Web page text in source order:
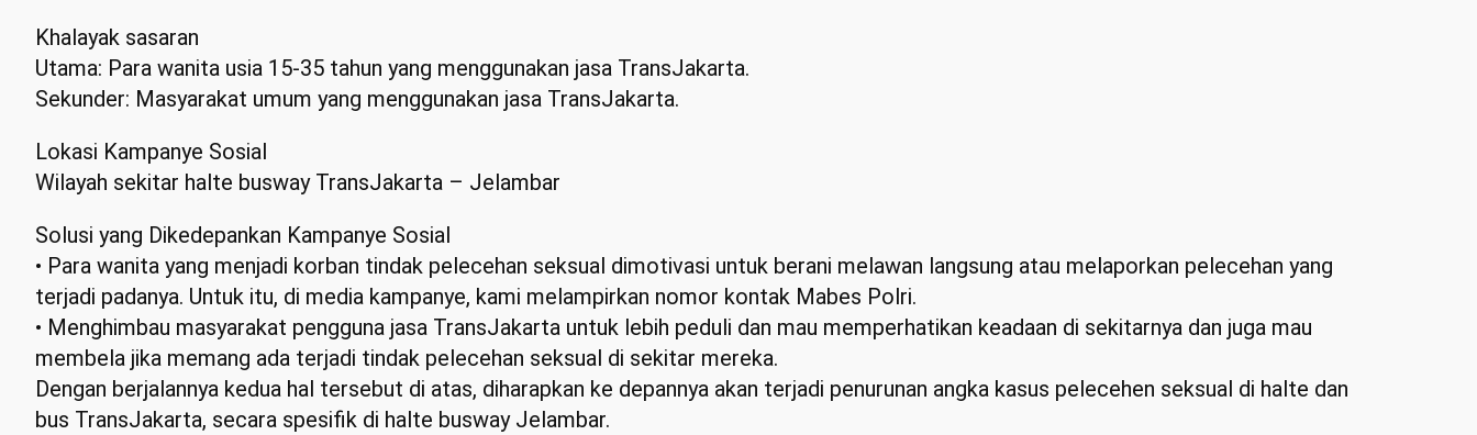
Khalayak sasaran
Utama: Para wanita usia 15-35 tahun yang menggunakan jasa TransJakarta.
Sekunder: Masyarakat umum yang menggunakan jasa TransJakarta.
Lokasi Kampanye Sosial
Wilayah sekitar halte busway TransJakarta – Jelambar
Solusi yang Dikedepankan Kampanye Sosial
• Para wanita yang menjadi korban tindak pelecehan seksual dimotivasi untuk berani melawan langsung atau melaporkan pelecehan yang
terjadi padanya. Untuk itu, di media kampanye, kami melampirkan nomor kontak Mabes Polri.
• Menghimbau masyarakat pengguna jasa TransJakarta untuk lebih peduli dan mau memperhatikan keadaan di sekitarnya dan juga mau
membela jika memang ada terjadi tindak pelecehan seksual di sekitar mereka.
Dengan berjalannya kedua hal tersebut di atas, diharapkan ke depannya akan terjadi penurunan angka kasus pelecehen seksual di halte dan
bus TransJakarta, secara spesifik di halte busway Jelambar.